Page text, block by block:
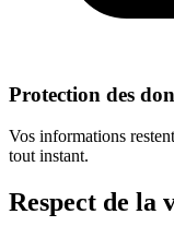
Protection des
Vos informations
tout instant.
Respect de la